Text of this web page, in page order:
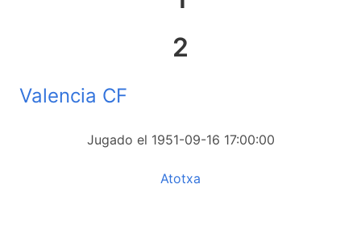
2
Valencia CF
Jugado el 1951-09-16 17:00:00
Atotxa